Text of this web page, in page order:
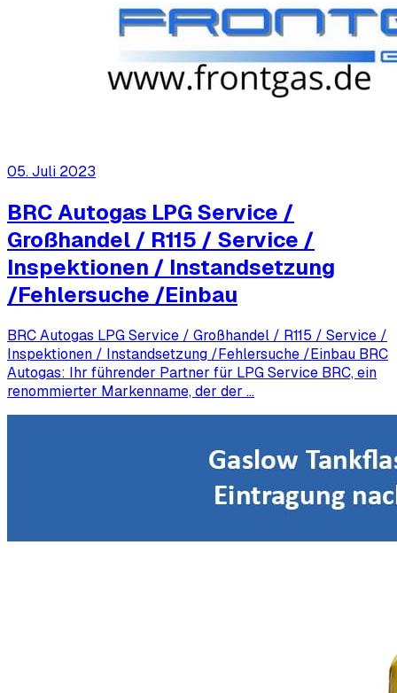
05. Juli 2023
BRC Autogas LPG Service /
Großhandel / R115 / Service /
Inspektionen / Instandsetzung
/Fehlersuche /Einbau
BRC Autogas LPG Service / Großhandel / R115 / Service /
Inspektionen / Instandsetzung /Fehlersuche /Einbau BRC
Autogas: Ihr führender Partner für LPG Service BRC, ein
renommierter Markenname, der der …